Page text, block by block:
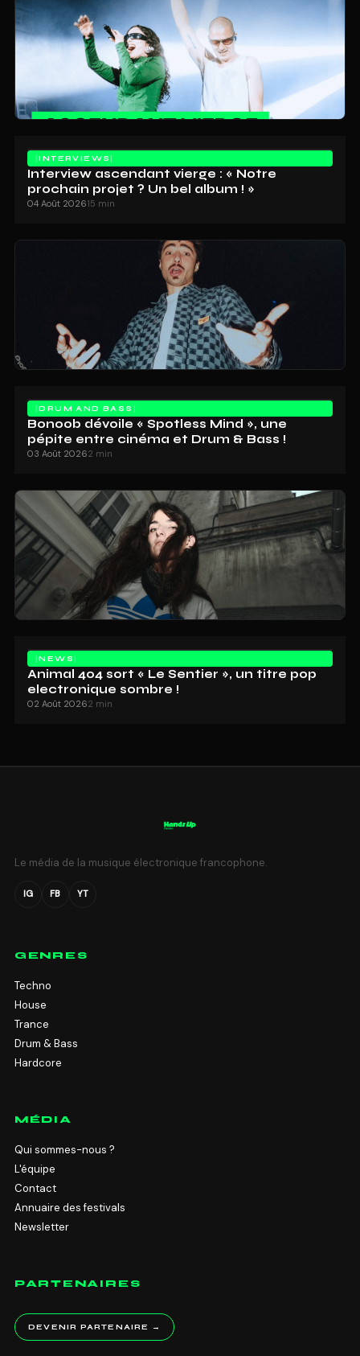
INTERVIEWS
Interview ascendant vierge : « Notre
prochain projet ? Un bel album ! »
04 Août 202615 min
DRUM AND BASS
Bonoob dévoile « Spotless Mind », une
pépite entre cinéma et Drum & Bass !
03 Août 20262 min
NEWS
Animal 404 sort « Le Sentier », un titre pop
electronique sombre !
02 Août 20262 min
Le média de la musique électronique francophone.
IG FB YT
GENRES
Techno
House
Trance
Drum & Bass
Hardcore
MÉDIA
Qui sommes-nous ?
L'équipe
Contact
Annuaire des festivals
Newsletter
PARTENAIRES
DEVENIR PARTENAIRE →